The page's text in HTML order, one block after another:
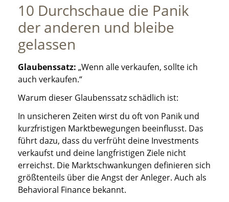
10 Durchschaue die Panik
der anderen und bleibe
gelassen
Glaubenssatz: „Wenn alle verkaufen, sollte ich
auch verkaufen.“
Warum dieser Glaubenssatz schädlich ist:
In unsicheren Zeiten wirst du oft von Panik und
kurzfristigen Marktbewegungen beeinflusst. Das
führt dazu, dass du verfrüht deine Investments
verkaufst und deine langfristigen Ziele nicht
erreichst. Die Marktschwankungen definieren sich
größtenteils über die Angst der Anleger. Auch als
Behavioral Finance bekannt.